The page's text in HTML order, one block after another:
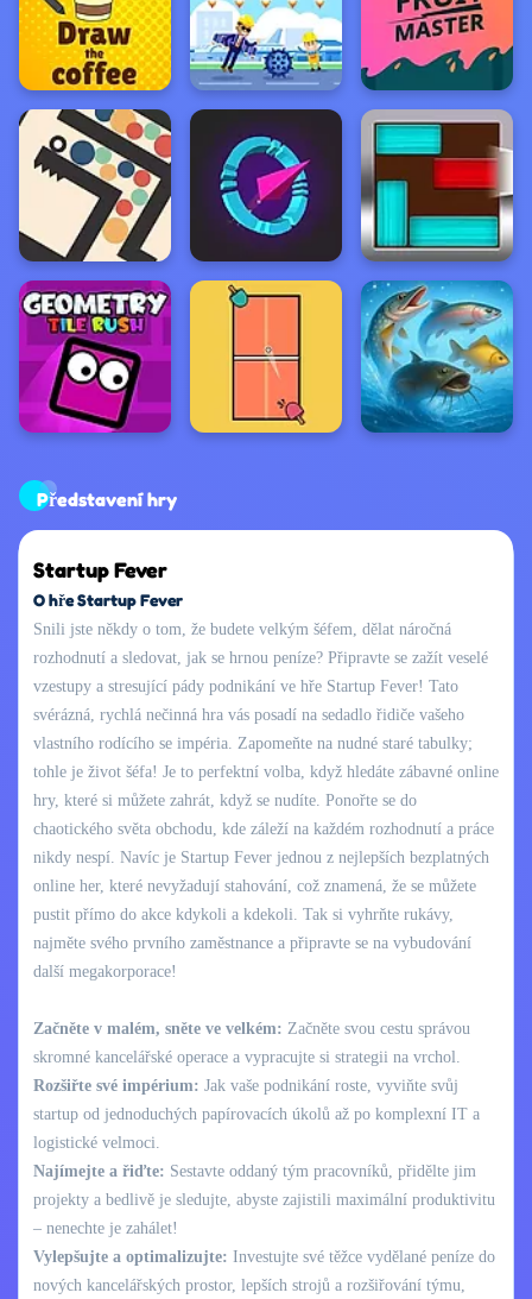
Představení hry
Startup Fever
O hře Startup Fever
Snili jste někdy o tom, že budete velkým šéfem, dělat náročná
rozhodnutí a sledovat, jak se hrnou peníze? Připravte se zažít veselé
vzestupy a stresující pády podnikání ve hře Startup Fever! Tato
svérázná, rychlá nečinná hra vás posadí na sedadlo řidiče vašeho
vlastního rodícího se impéria. Zapomeňte na nudné staré tabulky;
tohle je život šéfa! Je to perfektní volba, když hledáte zábavné online
hry, které si můžete zahrát, když se nudíte. Ponořte se do
chaotického světa obchodu, kde záleží na každém rozhodnutí a práce
nikdy nespí. Navíc je Startup Fever jednou z nejlepších bezplatných
online her, které nevyžadují stahování, což znamená, že se můžete
pustit přímo do akce kdykoli a kdekoli. Tak si vyhrňte rukávy,
najměte svého prvního zaměstnance a připravte se na vybudování
další megakorporace!
Začněte v malém, sněte ve velkém: Začněte svou cestu správou
skromné kancelářské operace a vypracujte si strategii na vrchol.
Rozšiřte své impérium: Jak vaše podnikání roste, vyviňte svůj
startup od jednoduchých papírovacích úkolů až po komplexní IT a
logistické velmoci.
Najímejte a řiďte: Sestavte oddaný tým pracovníků, přidělte jim
projekty a bedlivě je sledujte, abyste zajistili maximální produktivitu
– nenechte je zahálet!
Vylepšujte a optimalizujte: Investujte své těžce vydělané peníze do
nových kancelářských prostor, lepších strojů a rozšiřování týmu,